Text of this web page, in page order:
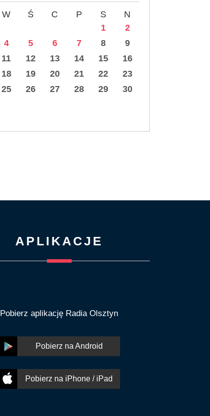
W Ś C P S
N
1
2
4 5 6 7 8
9
11 12 13 14 15
16
18 19 20 21 22
23
25 26 27 28 29
30
APLIKACJE
Pobierz aplikację Radia Olsztyn
Pobierz na Android
Pobierz na iPhone / iPad